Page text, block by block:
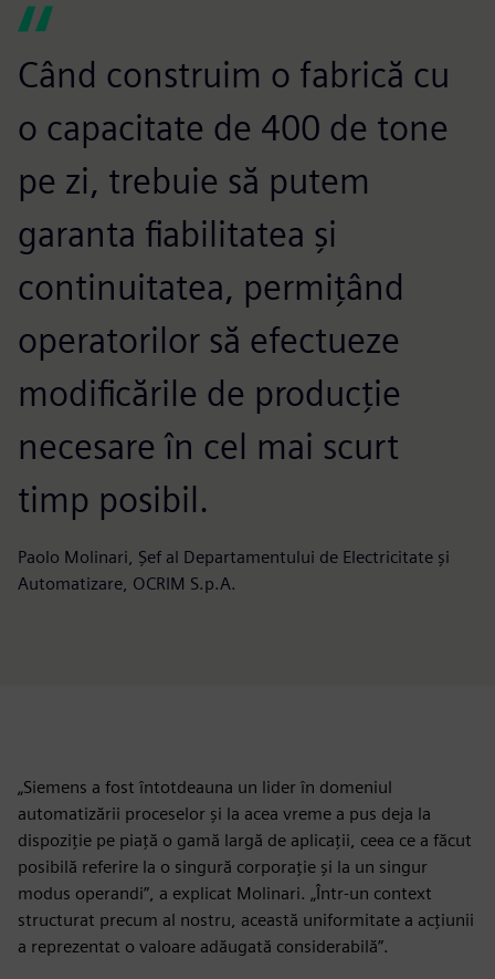
Când construim o fabrică cu
o capacitate de 400 de tone
pe zi, trebuie să putem
garanta fiabilitatea și
continuitatea, permițând
operatorilor să efectueze
modificările de producție
necesare în cel mai scurt
timp posibil.
Paolo Molinari, Șef al Departamentului de Electricitate și
Automatizare, OCRIM S.p.A.
„Siemens a fost întotdeauna un lider în domeniul
automatizării proceselor și la acea vreme a pus deja la
dispoziție pe piață o gamă largă de aplicații, ceea ce a făcut
posibilă referire la o singură corporație și la un singur
modus operandi”, a explicat Molinari. „Într-un context
structurat precum al nostru, această uniformitate a acțiunii
a reprezentat o valoare adăugată considerabilă”.